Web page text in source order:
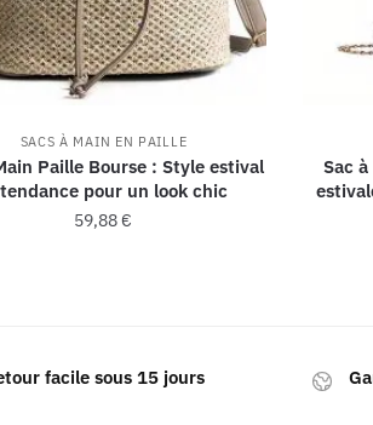
SACS À MAIN EN PAILLE
Paille Bourse : Style estival
pour un look chic
59,88€
Sac
facile sous 15 jours